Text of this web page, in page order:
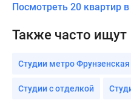
Посмотреть 20 квартир
Также часто ищут
Студии метро Фрунзенская
Студии с отделкой